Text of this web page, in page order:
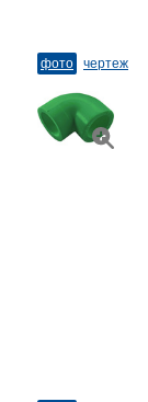
фото чертеж